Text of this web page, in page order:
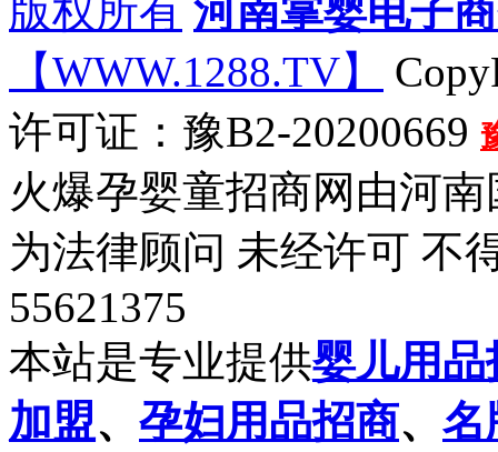
版权所有 河南掌婴电子
【WWW.1288.TV】
许可证：豫B2-20200669
火爆孕婴童招商网由河
为法律顾问 未经许可 不
55621375
本站是专业提供婴儿用品
加盟、 孕妇用品招商、 名